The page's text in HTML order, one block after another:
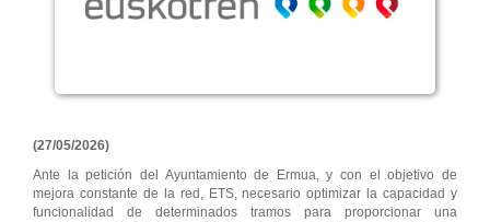
(27/05/2026)
Ante la petición del Ayuntamiento de Ermua, y con el objetivo de
mejora constante de la red, ETS, necesario optimizar la capacidad y
funcionalidad de determinados tramos para proporcionar una